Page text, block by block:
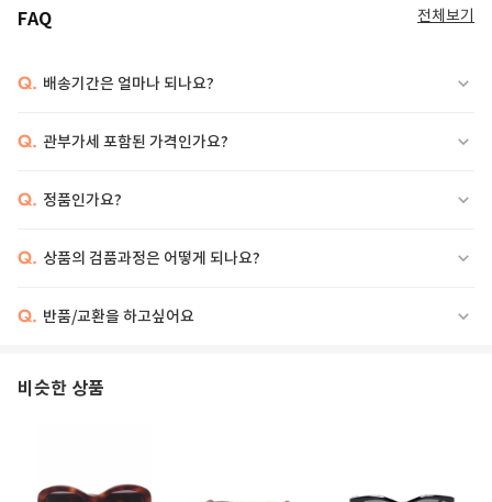
FAQ 전체보기
Q. 배송기간은 얼마나 되나요?
Q. 관부가세 포함된 가격인가요?
Q. 정품인가요?
Q. 상품의 검품과정은 어떻게 되나요?
Q. 반품/교환을 하고싶어요
비슷한 상품